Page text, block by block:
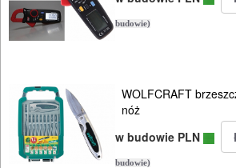
SPAWALNICTWO
PROSTOWNIKI
I
OSPRZĘT
budowie)
WOLFCRAFT
nóż
w budowie PLN
budowie)